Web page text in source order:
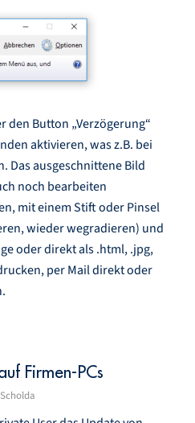
den Button „Verzögerung“
aktivieren, was z.B. bei
Das ausgeschnittene Bild
noch bearbeiten
mit einem Stift oder Pinsel
wieder wegradieren) und
oder direkt als .html, .jpg,
per Mail direkt oder
Firmen-PCs